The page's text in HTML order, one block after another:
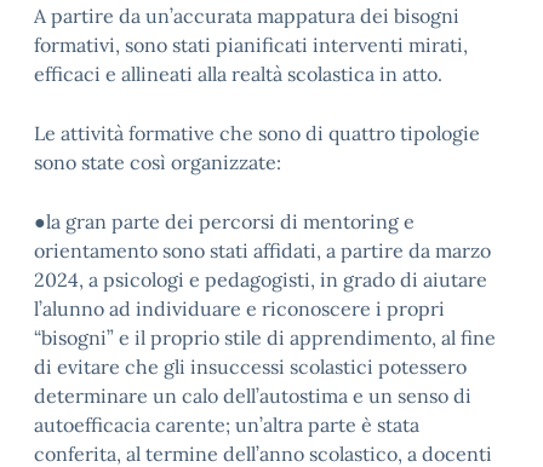
A partire da un’accurata mappatura dei bisogni
formativi, sono stati pianificati interventi mirati,
efficaci e allineati alla realtà scolastica in atto.
Le attività formative che sono di quattro tipologie
sono state così organizzate:
●la gran parte dei percorsi di mentoring e
orientamento sono stati affidati, a partire da marzo
2024, a psicologi e pedagogisti, in grado di aiutare
l’alunno ad individuare e riconoscere i propri
“bisogni” e il proprio stile di apprendimento, al fine
di evitare che gli insuccessi scolastici potessero
determinare un calo dell’autostima e un senso di
autoefficacia carente; un’altra parte è stata
conferita, al termine dell’anno scolastico, a docenti